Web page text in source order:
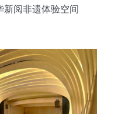
新阅非遗体验空间